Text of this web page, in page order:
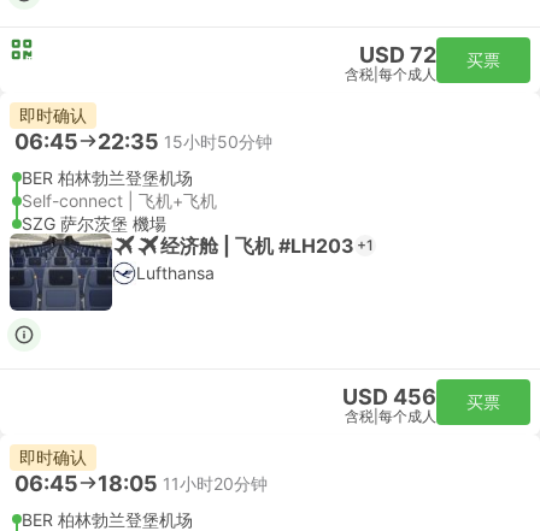
USD 72
含税 每个成人
买票
即时确认
06:45 22:35 15小时50分钟
BER 柏林勃兰登堡机场
Self-connect | 飞机+飞机
SZG 萨尔茨堡 機場
经济舱 | 飞机 #LH203 +1
Lufthansa
USD 456
含税 每个成人
买票
即时确认
06:45 18:05 11小时20分钟
BER 柏林勃兰登堡机场